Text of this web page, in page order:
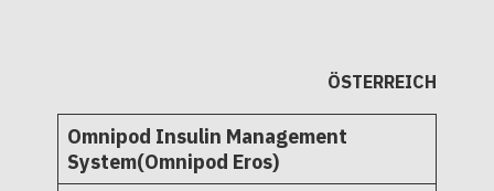
ÖSTERREICH
Omnipod Insulin Management
System(Omnipod Eros)